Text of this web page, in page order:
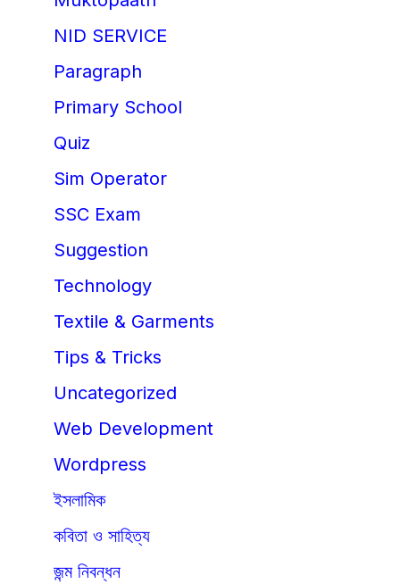
NID SERVICE
Paragraph
Primary School
Quiz
Sim Operator
SSC Exam
Suggestion
Technology
Textile & Garments
Tips & Tricks
Uncategorized
Web Development
Wordpress
ইসলামিক
কবিতা ও সাহিত্য
জন্ম নিবন্ধন